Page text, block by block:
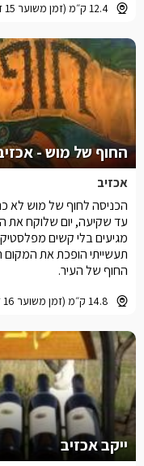
12.4 ק״מ (זמן משוער 15 דקות)
החוף של מוש -
אכזיב
14.8 ק״מ (זמן משוער 16 דקות)
הכניסה לחוף של מוש לא
עד שקיעה, יום שלוקח
מגיעים בלי קשים
תעשייתי הופכת את
החוף של העיר.
ייקב אכזיב